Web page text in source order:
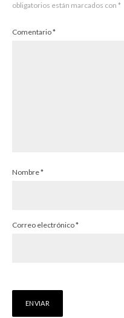
obligatorios están marcados con *
Comentario*
Nombre*
Correo electrónico*